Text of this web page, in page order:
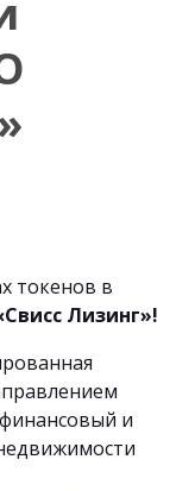
токенов в
Лизинг»!
и